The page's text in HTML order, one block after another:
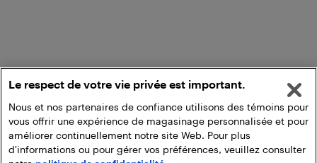
Le respect de votre vie privée est important.
Nous et nos partenaires de confiance utilisons des témoins pour
vous offrir une expérience de magasinage personnalisée et pour
améliorer continuellement notre site Web. Pour plus
d'informations ou pour gérer vos préférences, veuillez consulter